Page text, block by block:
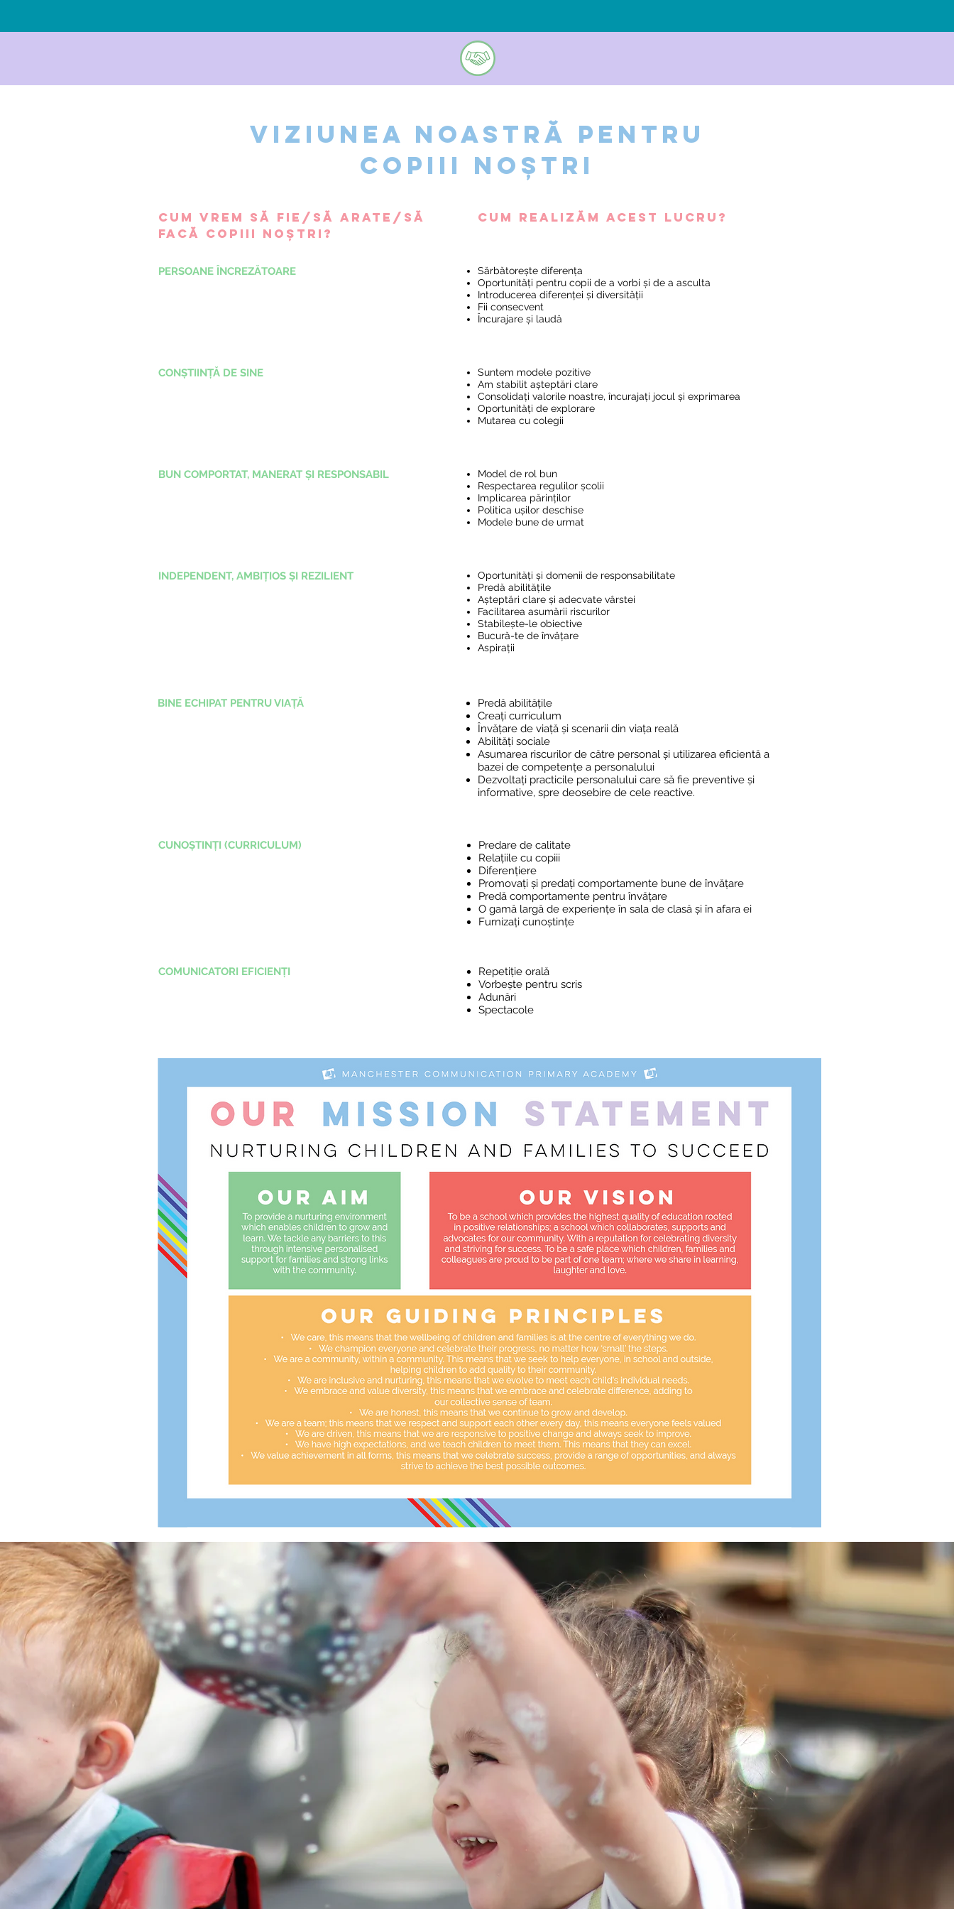
Viziunea noastră pentru
copiii noștri
Cum vrem să fie/să arate/să
facă copiii noștri?
PERSOANE ÎNCREZĂTOARE
CONȘTIINȚĂ DE SINE
BUN COMPORTAT, MANERAT ȘI RESPONSABIL
INDEPENDENT, AMBIȚIOS ȘI REZILIENT
BINE ECHIPAT PENTRU VIAȚĂ
CUNOȘTINȚI (CURRICULUM)
COMUNICATORI EFICIENȚI
Cum realizăm acest lucru?
Sărbătorește diferența
Oportunități pentru copii de a vorbi și de a asculta
Introducerea diferenței și diversității
Fii consecvent
Încurajare și laudă
Suntem modele pozitive
Am stabilit așteptări clare
Consolidați valorile noastre, încurajați jocul și exprimarea
Oportunități de explorare
Mutarea cu colegii
Model de rol bun
Respectarea regulilor școlii
Implicarea părinților
Politica ușilor deschise
Modele bune de urmat
Oportunități și domenii de responsabilitate
Predă abilitățile
Așteptări clare și adecvate vârstei
Facilitarea asumării riscurilor
Stabilește-le obiective
Bucură-te de învățare
Aspirații
Predă abilitățile
Creați curriculum
Învățare de viață și scenarii din viața reală
Abilități sociale
Asumarea riscurilor de către personal și utilizarea eficientă a
bazei de competențe a personalului
Dezvoltați practicile personalului care să fie preventive și
informative, spre deosebire de cele reactive.
Predare de calitate
Relațiile cu copiii
Diferenţiere
Promovați și predați comportamente bune de învățare
Predă comportamente pentru învățare
O gamă largă de experiențe în sala de clasă și în afara ei
Furnizați cunoștințe
Repetiție orală
Vorbește pentru scris
Adunări
Spectacole